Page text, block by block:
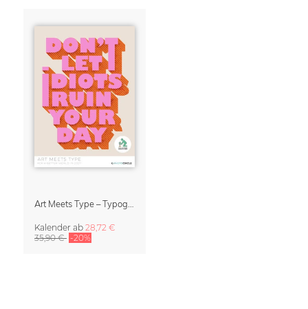
Kalender ab 28,72 €
35,90 € -20%